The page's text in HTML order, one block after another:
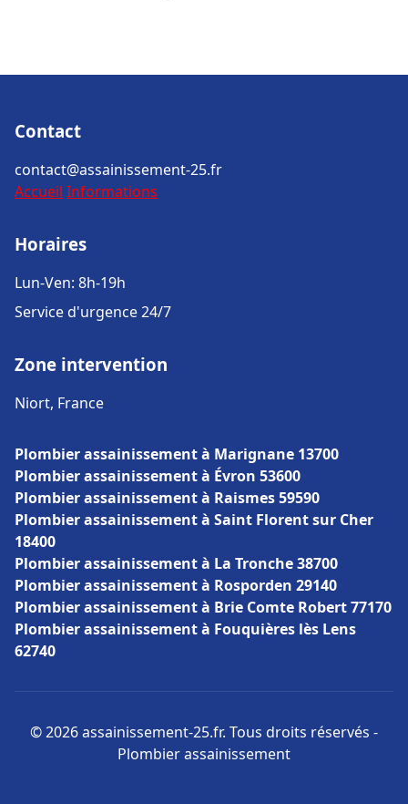
Contact
contact@assainissement-25.fr
Accueil Informations
Horaires
Lun-Ven: 8h-19h
Service d'urgence 24/7
Zone intervention
Niort, France
Plombier assainissement à Marignane 13700
Plombier assainissement à Évron 53600
Plombier assainissement à Raismes 59590
Plombier assainissement à Saint Florent sur Cher
18400
Plombier assainissement à La Tronche 38700
Plombier assainissement à Rosporden 29140
Plombier assainissement à Brie Comte Robert 77170
Plombier assainissement à Fouquières lès Lens
62740
© 2026 assainissement-25.fr. Tous droits réservés -
Plombier assainissement